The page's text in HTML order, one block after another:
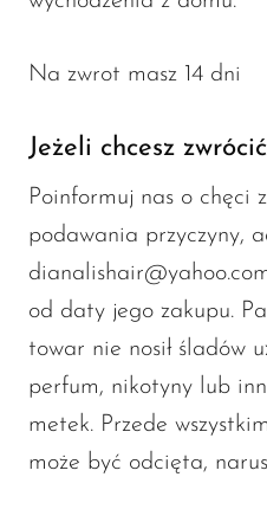
Na zwrot masz 14 dni
Jeżeli chcesz
Poinformuj nas o chęci
podawania przyczyny,
od daty jego zakupu.
towar nie nosił śladów
perfum, nikotyny lub
metek. Przede
może być odcięta,